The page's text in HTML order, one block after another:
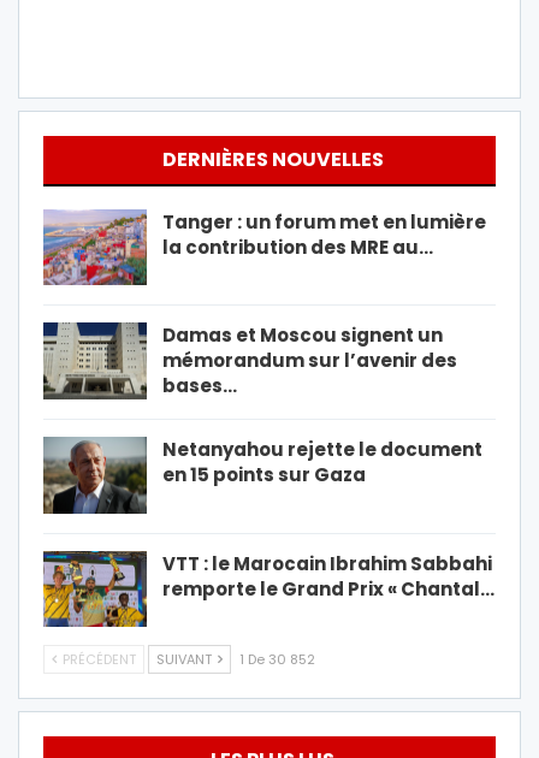
DERNIÈRES NOUVELLES
Tanger : un forum met en lumière
la contribution des MRE au…
Damas et Moscou signent un
mémorandum sur l’avenir des
bases…
Netanyahou rejette le document
en 15 points sur Gaza
VTT : le Marocain Ibrahim Sabbahi
remporte le Grand Prix « Chantal…
PRÉCÉDENT SUIVANT 1 De 30 852